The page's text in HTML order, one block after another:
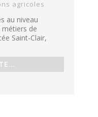
agricoles
au niveau
de
Saint-Clair,